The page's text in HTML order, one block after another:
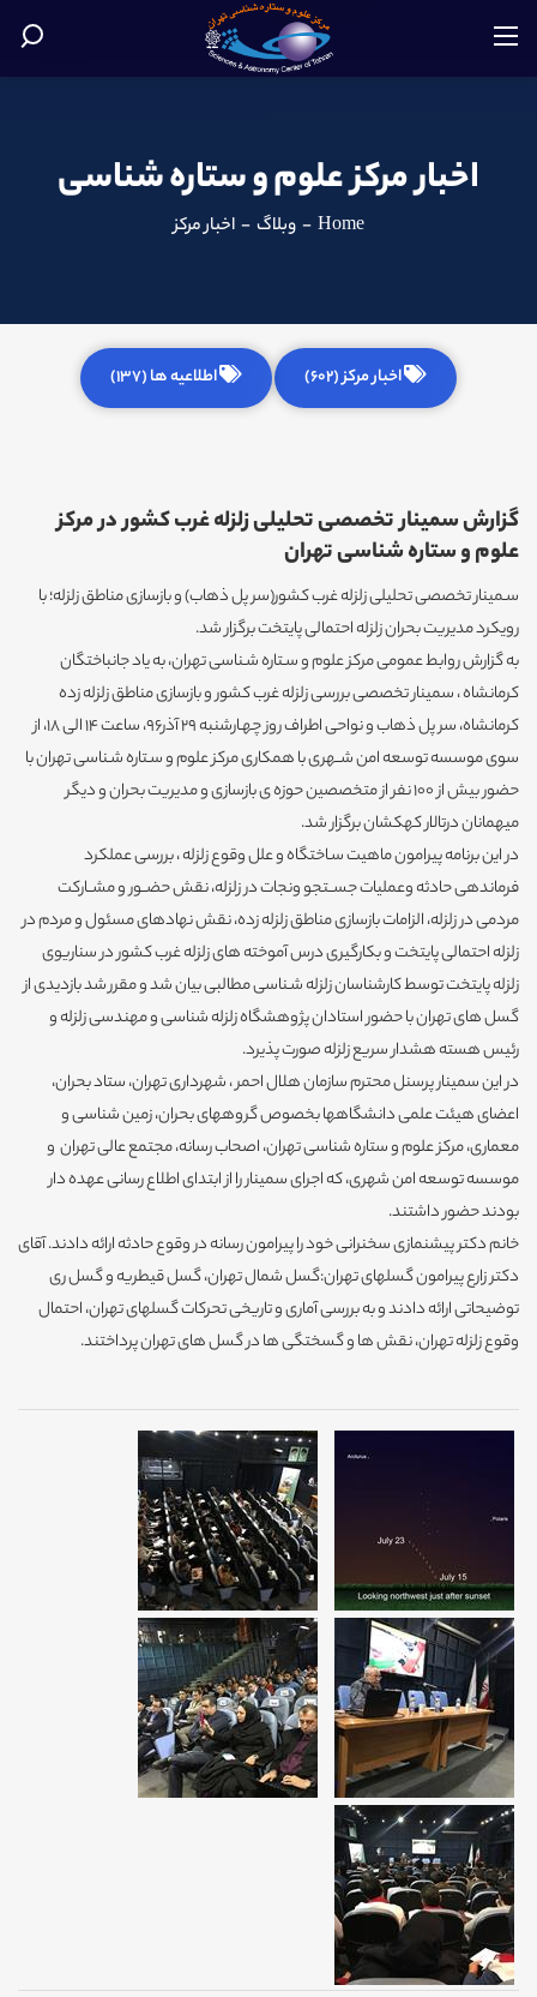
اخبار مرکز علوم و ستاره شناسی
Home
- وبلاگ - اخبار مرکز
اخبار مرکز (602) اطلاعیه ها (137)
گزارش سمینار تخصصی تحلیلی زلزله غرب کشور در مرکز
علوم و ستاره شناسی تهران
سـمینار تخصصی تحلیلی زلزله غرب کشور(سر پل ذهاب) و بازسازی مناطق زلزله؛ با
رویکرد مدیریت بحران زلزله احتمالی پایتخت برگزار شد.
به گزارش روابط عمومی مرکز علوم و سـتاره شـناسی تهران، به یاد جانباختگان
کرمانشاه ، سمینار تخصصی بررسی زلزله غرب کشور و بازسازی مناطق زلزله زده
کرمانشاه، سر پل ذهاب و نواحی اطراف روز چهـارشنبه 29 آذر96، ساعت 14 الی 18، از
سوی موسسه توسعه امن شــهری با همکاری مرکز علوم و سـتاره شـناسی تهران با
حضور بیش از ۱0۰ نفر از متخصصین حوزه ی بازسازی و مدیریت بحران و دیگر
میهمانان درتالار کهکشان برگزار شد.
در این برنامه پیرامون ماهیت سـاختگاه و علل وقوع زلزله ، بررسی عملکرد
فرماندهی حادثه وعملیات جســتجو ونجات در زلزله، نقش حضــور و مشــارکت
مردمی در زلزله، الزامات بازسازی مناطق زلزله زده، نقش نهادهای مسئول و مردم در
زلزله احتمالی پایتخت و بکارگیری درس آموخته های زلزله غرب کشور در سناریوی
زلزله پایتخت توسط کارشناسان زلزله شـناسی مطالبی بیان شد و مقرر شد بازدیدی از
گسل های تهران با حضور استادان پژوهشگاه زلزله شناسی و مهندسی زلزله و
رئیس هسته هشدار سریع زلزله صورت پذیرد.
در این سمینار پرسنل محترم سازمان هلال احمر ، شهرداری تهران، ستاد بحران،
اعضای هیئت علمی دانشگاهها بخصوص گروههای بحران، زمین شناسی و
معماری، مرکز علوم و ستاره شناسی تهران، اصحاب رسانه، مجتمع عالی تهران و
موسسه توسعه امن شهری، که اجرای سمینار را از ابتدای اطلاع رسانی عهده دار
بودند حضور داشتند.
خانم دکتر پیشنمازی سخنرانی خود را پیرامون رسانه در وقوع حادثه ارائه دادند. آقای
دکتر زارع پیرامون گسلهای تهران:گسل شمال تهران، گسل قیطریه و گسل ری
توضیحاتی ارائه دادند و به بررسی آماری و تاریخی تحرکات گسلهای تهران، احتمال
وقوع زلزله تهران، نقش ها و گسختگی ها در گسل های تهران پرداختند.